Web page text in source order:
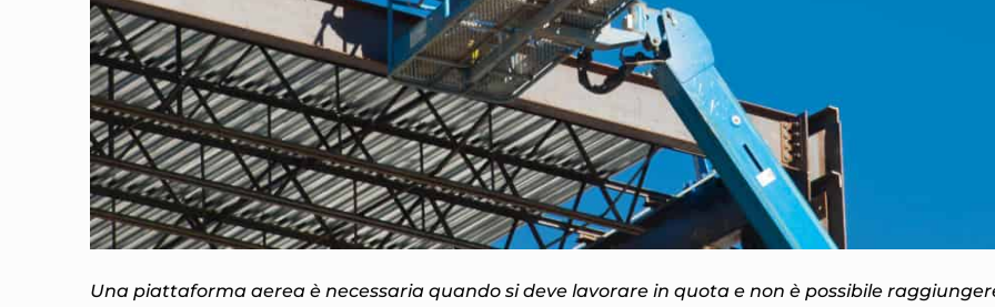
Una piattaforma aerea è necessaria quando si deve lavorare in quota e non è possibile